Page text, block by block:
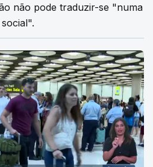
não pode traduzir-se "numa